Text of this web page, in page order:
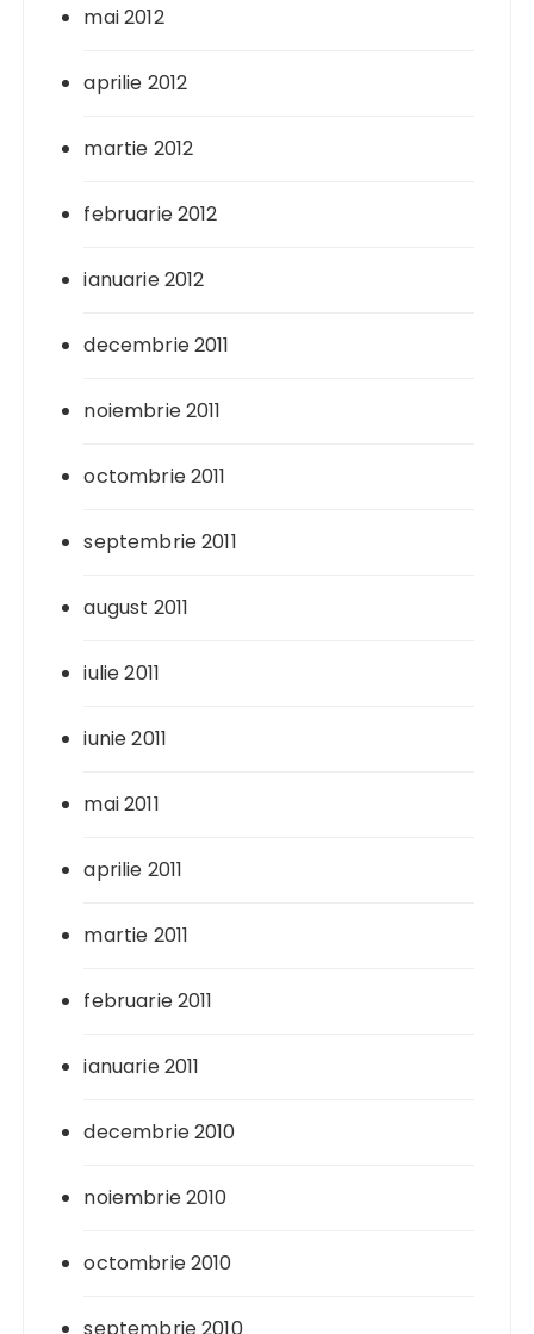
mai 2012
aprilie 2012
martie 2012
februarie 2012
ianuarie 2012
decembrie 2011
noiembrie 2011
octombrie 2011
septembrie 2011
august 2011
iulie 2011
iunie 2011
mai 2011
aprilie 2011
martie 2011
februarie 2011
ianuarie 2011
decembrie 2010
noiembrie 2010
octombrie 2010
septembrie 2010